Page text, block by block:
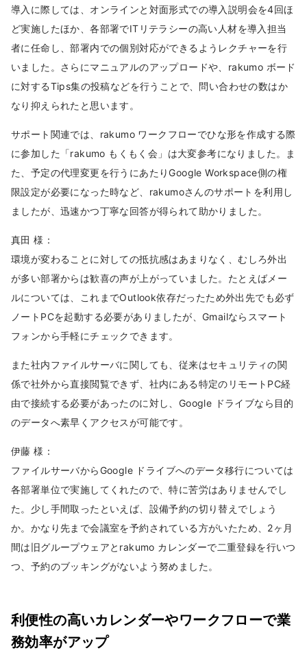
導入に際しては、オンラインと対面形式での導入説明会を4回ほ
ど実施したほか、各部署でITリテラシーの高い人材を導入担当
者に任命し、部署内での個別対応ができるようレクチャーを行
いました。さらにマニュアルのアップロードや、rakumo ボード
に対するTips集の投稿などを行うことで、問い合わせの数はか
なり抑えられたと思います。
サポート関連では、rakumo ワークフローでひな形を作成する際
に参加した「rakumo もくもく会」は大変参考になりました。ま
た、予定の代理変更を行うにあたりGoogle Workspace側の権
限設定が必要になった時など、rakumoさんのサポートを利用し
ましたが、迅速かつ丁寧な回答が得られて助かりました。
真田 様：
環境が変わることに対しての抵抗感はあまりなく、むしろ外出
が多い部署からは歓喜の声が上がっていました。たとえばメー
ルについては、これまでOutlook依存だったため外出先でも必ず
ノートPCを起動する必要がありましたが、Gmailならスマート
フォンから手軽にチェックできます。
また社内ファイルサーバに関しても、従来はセキュリティの関
係で社外から直接閲覧できず、社内にある特定のリモートPC経
由で接続する必要があったのに対し、Google ドライブなら目的
のデータへ素早くアクセスが可能です。
伊藤 様：
ファイルサーバからGoogle ドライブへのデータ移行については
各部署単位で実施してくれたので、特に苦労はありませんでし
た。少し手間取ったといえば、設備予約の切り替えでしょう
か。かなり先まで会議室を予約されている方がいたため、2ヶ月
間は旧グループウェアとrakumo カレンダーで二重登録を行いつ
つ、予約のブッキングがないよう努めました。
利便性の高いカレンダーやワークフローで業
務効率がアップ